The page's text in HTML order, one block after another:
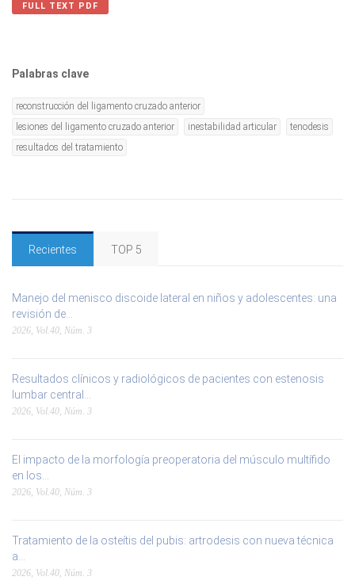
FULL TEXT PDF
Palabras clave
reconstrucción del ligamento cruzado anterior
lesiones del ligamento cruzado anterior
inestabilidad articular
tenodesis
resultados del tratamiento
Recientes TOP 5
Manejo del menisco discoide lateral en niños y adolescentes: una
revisión de...
2026, Vol.40, Núm. 3
Resultados clínicos y radiológicos de pacientes con estenosis
lumbar central...
2026, Vol.40, Núm. 3
El impacto de la morfología preoperatoria del músculo multífido
en los...
2026, Vol.40, Núm. 3
Tratamiento de la osteítis del pubis: artrodesis con nueva técnica
a...
2026, Vol.40, Núm. 3